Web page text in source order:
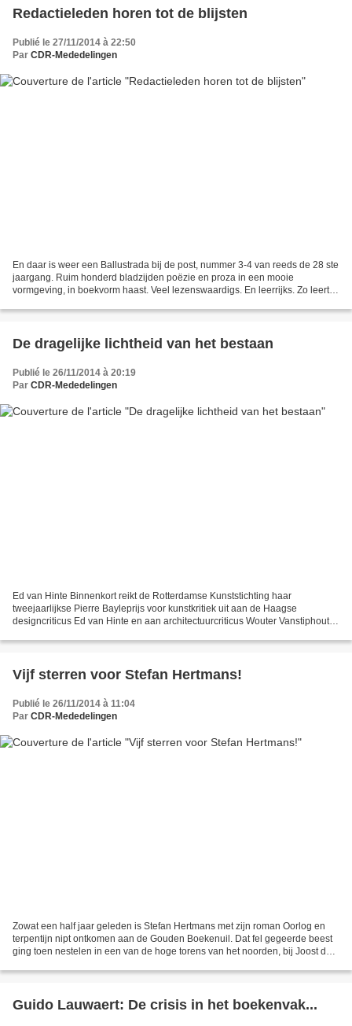
Redactieleden horen tot de blijsten
Publié le 27/11/2014 à 22:50
Par CDR-Mededelingen
En daar is weer een Ballustrada bij de post, nummer 3-4 van reeds de 28 ste
jaargang. Ruim honderd bladzijden poëzie en proza in een mooie
vormgeving, in boekvorm haast. Veel lezenswaardigs. En leerrijks. Zo leert
De dragelijke lichtheid van het bestaan
Publié le 26/11/2014 à 20:19
Par CDR-Mededelingen
Ed van Hinte Binnenkort reikt de Rotterdamse Kunststichting haar
tweejaarlijkse Pierre Bayleprijs voor kunstkritiek uit aan de Haagse
designcriticus Ed van Hinte en aan architectuurcriticus Wouter Vanstiphout.
Vijf sterren voor Stefan Hertmans!
Publié le 26/11/2014 à 11:04
Par CDR-Mededelingen
Zowat een half jaar geleden is Stefan Hertmans met zijn roman Oorlog en
terpentijn nipt ontkomen aan de Gouden Boekenuil. Dat fel gegeerde beest
ging toen nestelen in een van de hoge torens van het noorden, bij Joost de
Guido Lauwaert: De crisis in het boekenvak...